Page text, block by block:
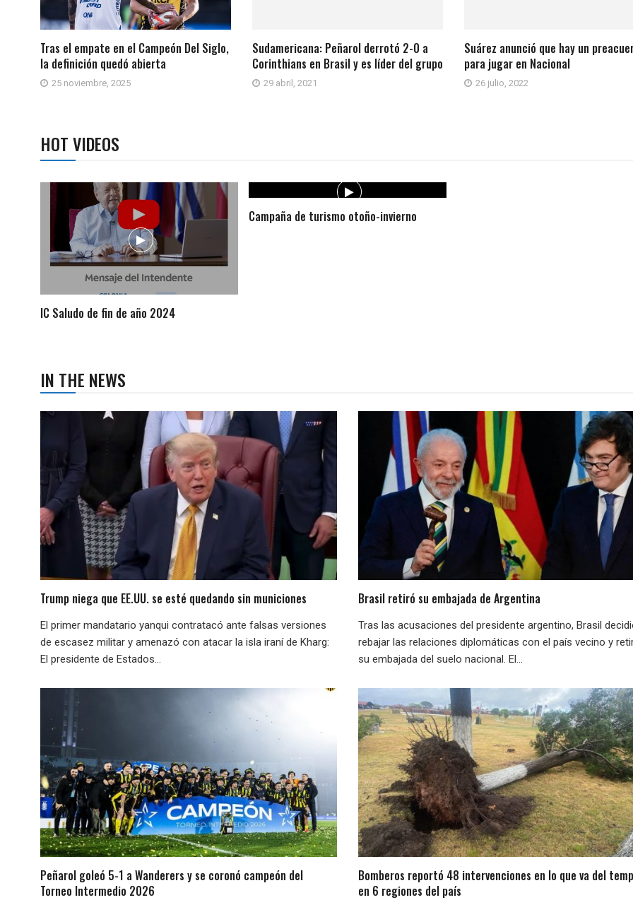
Tras el empate en el Campeón Del Siglo,
la definición quedó abierta
25 noviembre, 2025
Sudamericana: Peñarol derrotó 2-0 a
Corinthians en Brasil y es líder del grupo
29 abril, 2021
Suárez anunció que hay un
para jugar en Nacional
26 julio, 2022
HOT VIDEOS
IC Saludo de fin de año 2024
Campaña de turismo otoño-invierno
IN THE NEWS
Trump niega que EE.UU. se esté quedando sin municiones
El primer mandatario yanqui contratacó ante falsas versiones
de escasez militar y amenazó con atacar la isla iraní de Kharg:
El presidente de Estados...
Brasil retiró su embajada de Argentina
Tras las acusaciones del presidente argentino, Brasil
rebajar las relaciones diplomáticas con el país vecino y
su embajada del suelo nacional. El...
Peñarol goleó 5-1 a Wanderers y se coronó campeón del
Torneo Intermedio 2026
Bomberos reportó 48 intervenciones en lo que va del
en 6 regiones del país